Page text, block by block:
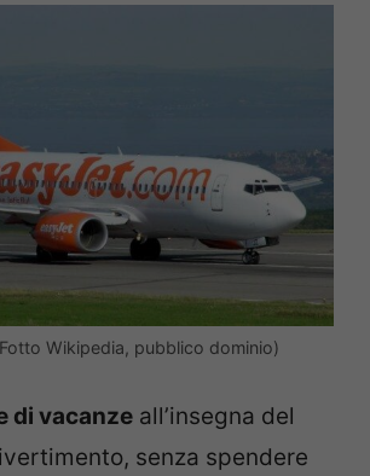
Wikipedia, pubblico dominio)
di vacanze all’insegna del
senza spendere